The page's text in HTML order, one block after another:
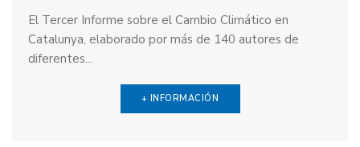
El Tercer Informe sobre el Cambio Climático en
Catalunya, elaborado por más de 140 autores de
diferentes...
+ INFORMACIÓN